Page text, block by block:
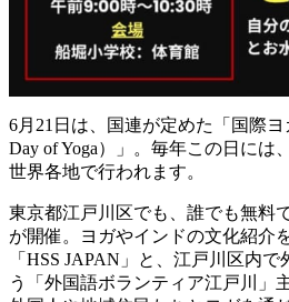
6月21日は、国連が定めた「国際ヨ
Day of Yoga）」。毎年この日には
世界各地で行われます。
東京都江戸川区でも、誰でも無料
が開催。ヨガやインドの文化紹介
「HSS JAPAN」と、江戸川区内
う「外国語ボランティア江戸川」